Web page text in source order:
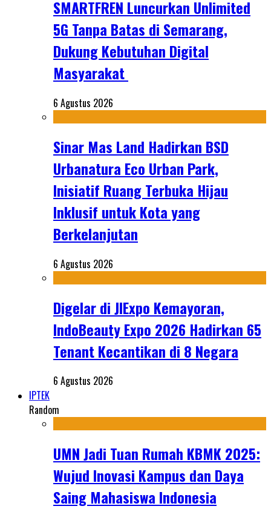
SMARTFREN Luncurkan Unlimited
5G Tanpa Batas di Semarang,
Dukung Kebutuhan Digital
Masyarakat
6 Agustus 2026
Sinar Mas Land Hadirkan BSD
Urbanatura Eco Urban Park,
Inisiatif Ruang Terbuka Hijau
Inklusif untuk Kota yang
Berkelanjutan
6 Agustus 2026
Digelar di JIExpo Kemayoran,
IndoBeauty Expo 2026 Hadirkan 65
Tenant Kecantikan di 8 Negara
6 Agustus 2026
IPTEK
Random
UMN Jadi Tuan Rumah KBMK 2025:
Wujud Inovasi Kampus dan Daya
Saing Mahasiswa Indonesia